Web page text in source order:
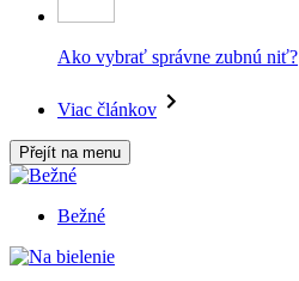
Ako vybrať správne zubnú niť?
Viac článkov
Přejít na menu
Bežné